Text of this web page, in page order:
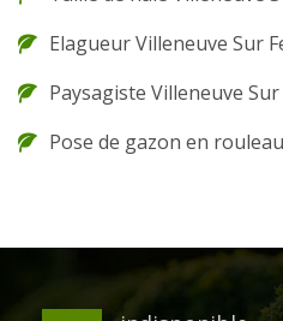
Elagueur Villeneuve Sur
Paysagiste Villeneuve Sur
Pose de gazon en